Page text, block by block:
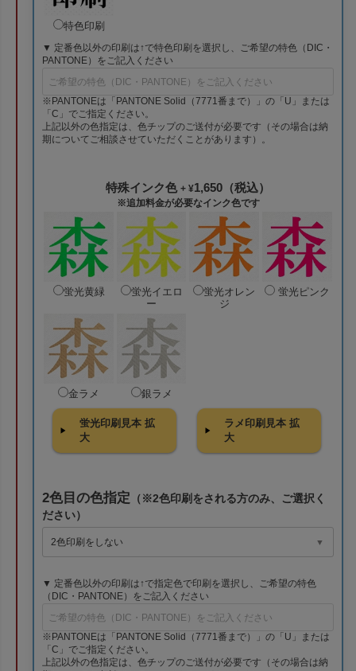
特色印刷
▼ 定番色以外の印刷は↑で特色印刷を選択し、ご希望の特色（DIC・
PANTONE）をご記入ください
※PANTONEは「PANTONE Solid（7771番まで）」の「U」または
「C」でご指定ください。
上記以外の色指定は、色チップのご送付が必要です（その場合は納
期についてご相談させていただくことがあります）。
特殊インク色 + ¥1,650（税込）
※追加料金が必要なインク色です
蛍光黄緑
蛍光イエロ
ー
蛍光オレン
ジ
蛍光ピンク
金ラメ 銀ラメ
蛍光印刷見本 拡
大
ラメ印刷見本 拡
大
2色目の色指定 （※2色印刷をされる方のみ、ご選択く
ださい）
▼ 定番色以外の印刷は↑で指定色で印刷を選択し、ご希望の特色
（DIC・PANTONE）をご記入ください
※PANTONEは「PANTONE Solid（7771番まで）」の「U」または
「C」でご指定ください。
上記以外の色指定は、色チップのご送付が必要です（その場合は納